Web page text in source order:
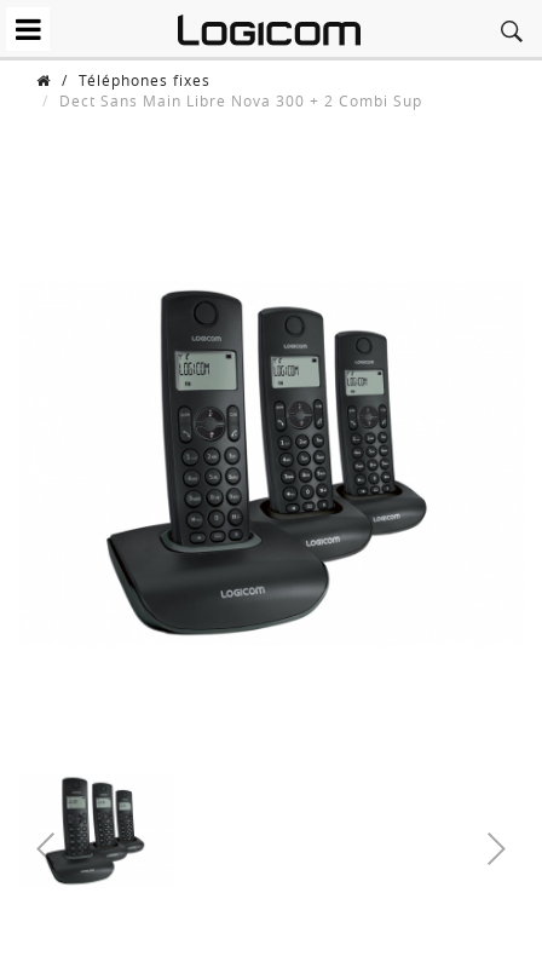
/ Téléphones fixes
Dect Sans Main Libre Nova 300 + 2 Combi Sup